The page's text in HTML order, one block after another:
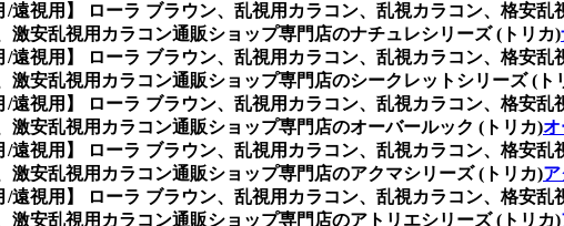
/遠視用】 ローラ ブラウン、乱視用カラコン、乱視カラコン、格安
安乱視用カラコン通販ショップ専門店のナチュレシリーズ (トリカ)
/遠視用】 ローラ ブラウン、乱視用カラコン、乱視カラコン、格安
安乱視用カラコン通販ショップ専門店のシークレットシリーズ (ト
/遠視用】 ローラ ブラウン、乱視用カラコン、乱視カラコン、格安
安乱視用カラコン通販ショップ専門店のオーバールック (トリカ)オ
/遠視用】 ローラ ブラウン、乱視用カラコン、乱視カラコン、格安
安乱視用カラコン通販ショップ専門店のアクマシリーズ (トリカ)
/遠視用】 ローラ ブラウン、乱視用カラコン、乱視カラコン、格安
安乱視用カラコン通販ショップ専門店のアトリエシリーズ (トリカ)